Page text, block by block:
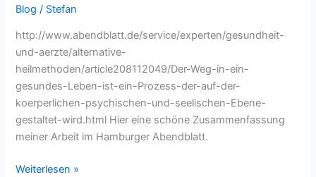
Blog / Stefan
http://www.abendblatt.de/service/experten/gesundheit-
und-aerzte/alternative-
heilmethoden/article208112049/Der-Weg-in-ein-
gesundes-Leben-ist-ein-Prozess-der-auf-der-
koerperlichen-psychischen-und-seelischen-Ebene-
gestaltet-wird.html Hier eine schöne Zusammenfassung
meiner Arbeit im Hamburger Abendblatt.
Weiterlesen »